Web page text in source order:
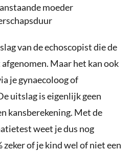
moeder
van de echoscopist die de
Maar het kan ook
je gynaecoloog of
uitslag is eigenlijk geen
kansberekening. Met de
weet je dus nog
of je kind wel of niet een